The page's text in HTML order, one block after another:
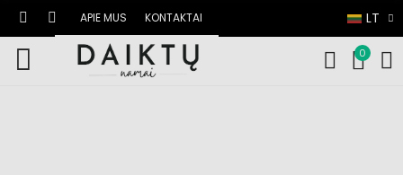
LT
APIE MUS KONTAKTAI
0